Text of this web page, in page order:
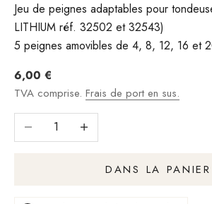
Jeu de peignes adaptables pour
LITHIUM réf. 32502 et 32543)
5 peignes amovibles de 4, 8, 12, 16 et
Angebot
6,00 €
TVA comprise. Frais de port en sus.
Réduire le nombreAugmenter le nombre
DANS LA PANIER